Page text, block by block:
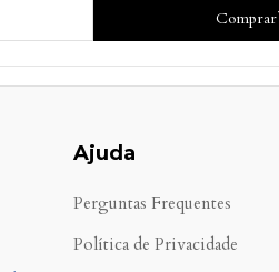
Comprar
Ajuda
Perguntas Frequentes
Política de Privacidade